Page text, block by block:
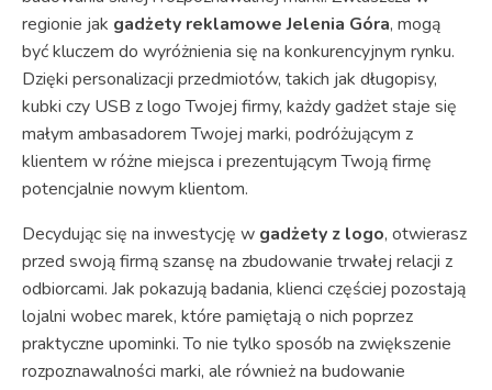
regionie jak gadżety reklamowe Jelenia Góra, mogą
być kluczem do wyróżnienia się na konkurencyjnym rynku.
Dzięki personalizacji przedmiotów, takich jak długopisy,
kubki czy USB z logo Twojej firmy, każdy gadżet staje się
małym ambasadorem Twojej marki, podróżującym z
klientem w różne miejsca i prezentującym Twoją firmę
potencjalnie nowym klientom.
Decydując się na inwestycję w gadżety z logo, otwierasz
przed swoją firmą szansę na zbudowanie trwałej relacji z
odbiorcami. Jak pokazują badania, klienci częściej pozostają
lojalni wobec marek, które pamiętają o nich poprzez
praktyczne upominki. To nie tylko sposób na zwiększenie
rozpoznawalności marki, ale również na budowanie